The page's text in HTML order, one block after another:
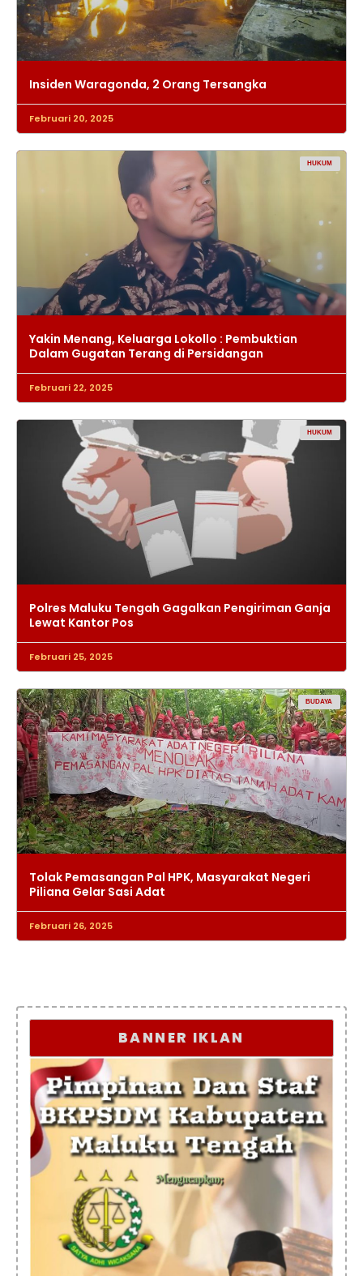
Insiden Waragonda, 2 Orang Tersangka
Februari 20, 2025
HUKUM
Yakin Menang, Keluarga Lokollo : Pembuktian
Dalam Gugatan Terang di Persidangan
Februari 22, 2025
HUKUM
Polres Maluku Tengah Gagalkan Pengiriman Ganja
Lewat Kantor Pos
Februari 25, 2025
BUDAYA
Tolak Pemasangan Pal HPK, Masyarakat Negeri
Piliana Gelar Sasi Adat
Februari 26, 2025
BANNER IKLAN